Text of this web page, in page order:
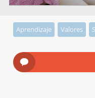
Aprendizaje Valores